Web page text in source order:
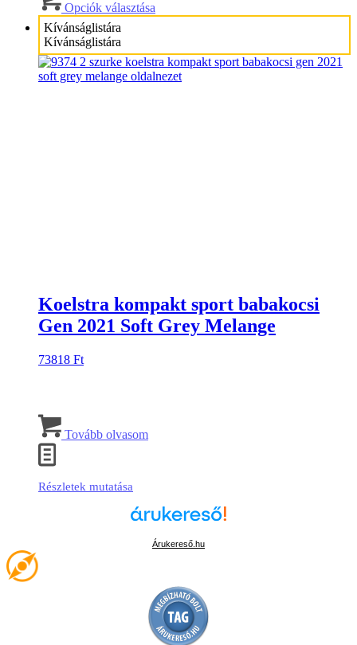
Opciók választása
terméknek
van.
A
Kívánságlistára
Kívánságlistára
Koelstra kompakt sport babakocsi
Gen 2021 Soft Grey Melange
73818 Ft
Tovább olvasom
Részletek mutatása
Árukereső.hu